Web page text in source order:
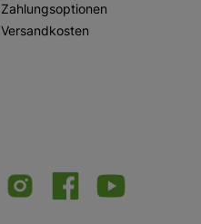
Zahlungsoptionen
Versandkosten